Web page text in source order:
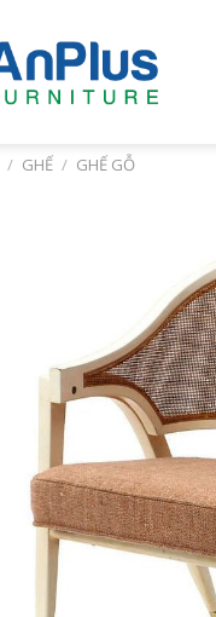
/ GHẾ / GHẾ GỖ